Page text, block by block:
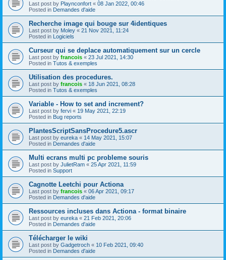
Last post by Playnconfort « 08 Jan 2022, 00:46
Posted in Demandes d'aide
Recherche image qui bouge sur 4identiques
Last post by Moley « 21 Nov 2021, 11:24
Posted in Logiciels
Curseur qui se deplace automatiquement sur un cercle
Last post by francois « 23 Jul 2021, 14:30
Posted in Tutos & exemples
Utilisation des procedures.
Last post by francois « 18 Jun 2021, 08:28
Posted in Tutos & exemples
Variable - How to set and increment?
Last post by fervi « 19 May 2021, 22:19
Posted in Bug reports
PlantesScriptSansProcedure5.ascr
Last post by eureka « 14 May 2021, 15:07
Posted in Demandes d'aide
Multi ecrans multi pc probleme souris
Last post by JulietRam « 25 Apr 2021, 11:59
Posted in Support
Cagnotte Leetchi pour Actiona
Last post by francois « 06 Apr 2021, 09:17
Posted in Demandes d'aide
Ressources incluses dans Actiona - format binaire
Last post by eureka « 21 Feb 2021, 20:06
Posted in Demandes d'aide
Télécharger le wiki
Last post by Gadgetroch « 10 Feb 2021, 09:40
Posted in Demandes d'aide